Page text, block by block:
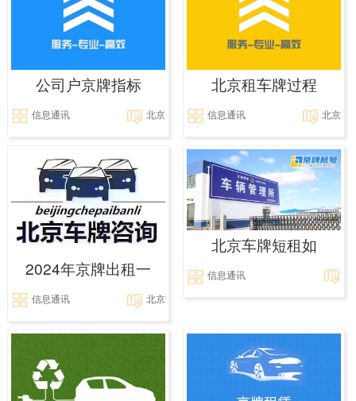
公司户京牌指标
信息通讯 北京
北京租车牌过程
信息通讯 北京
2024年京牌出租一
信息通讯 北京
北京车牌短租如
信息通讯